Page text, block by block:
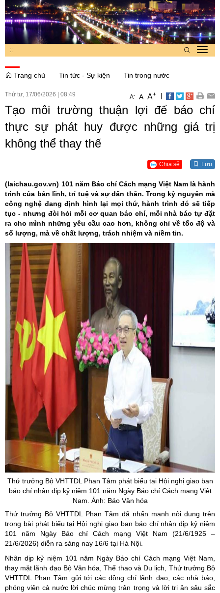
::
Trang chủ
Tin tức - Sự kiện Tin trong nước
Thứ tư, 17/06/2026 08:49 A- A A+ |
Tạo môi trường thuận lợi để báo chí
thực sự phát huy được những giá trị
không thể thay thế
Chia sẻ Lưu
(laichau.gov.vn) 101 năm Báo chí Cách mạng Việt Nam là hành
trình của bản lĩnh, trí tuệ và sự dấn thân. Trong kỷ nguyên mà
công nghệ đang định hình lại mọi thứ, hành trình đó sẽ tiếp
tục - nhưng đòi hỏi mỗi cơ quan báo chí, mỗi nhà báo tự đặt
ra cho mình những yêu cầu cao hơn, không chỉ về tốc độ và
số lượng, mà về chất lượng, trách nhiệm và niềm tin.
Thứ trưởng Bộ VHTTDL Phan Tâm phát biểu tại Hội nghị giao ban
báo chí nhân dịp kỷ niệm 101 năm Ngày Báo chí Cách mạng Việt
Nam. Ảnh: Báo Văn hóa
Thứ trưởng Bộ VHTTDL Phan Tâm đã nhấn mạnh nội dung trên
trong bài phát biểu tại Hội nghị giao ban báo chí nhân dịp kỷ niệm
101 năm Ngày Báo chí Cách mạng Việt Nam (21/6/1925 –
21/6/2026) diễn ra sáng nay 16/6 tại Hà Nội.
Nhân dịp kỷ niệm 101 năm Ngày Báo chí Cách mạng Việt Nam,
thay mặt lãnh đạo Bộ Văn hóa, Thể thao và Du lịch, Thứ trưởng Bộ
VHTTDL Phan Tâm gửi tới các đồng chí lãnh đạo, các nhà báo,
phóng viên cả nước lời chúc mừng trân trọng và lời tri ân sâu sắc